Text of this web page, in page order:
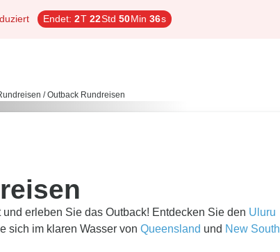
Endet: 2T 22Std 50Min 35s
/ Outback Rundreisen
erleben Sie das Outback! Entdecken Sie den Uluru
sich im klaren Wasser von Queensland und New South